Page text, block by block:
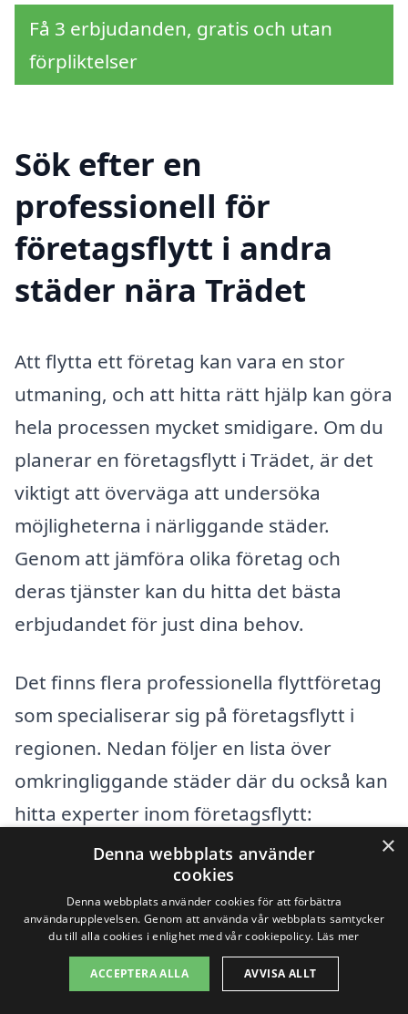
Få 3 erbjudanden, gratis och utan
förpliktelser
Sök efter en
professionell för
företagsflytt i andra
städer nära Trädet
Att flytta ett företag kan vara en stor
utmaning, och att hitta rätt hjälp kan göra
hela processen mycket smidigare. Om du
planerar en företagsflytt i Trädet, är det
viktigt att överväga att undersöka
möjligheterna i närliggande städer.
Genom att jämföra olika företag och
deras tjänster kan du hitta det bästa
erbjudandet för just dina behov.
Det finns flera professionella flyttföretag
som specialiserar sig på företagsflytt i
regionen. Nedan följer en lista över
omkringliggande städer där du också kan
hitta experter inom företagsflytt:
Borås
Varberg
×
Denna webbplats använder
cookies
Denna webbplats använder cookies för att förbättra
användarupplevelsen. Genom att använda vår webbplats samtycker
du till alla cookies i enlighet med vår cookiepolicy. Läs mer
ACCEPTERA ALLA AVVISA ALLT